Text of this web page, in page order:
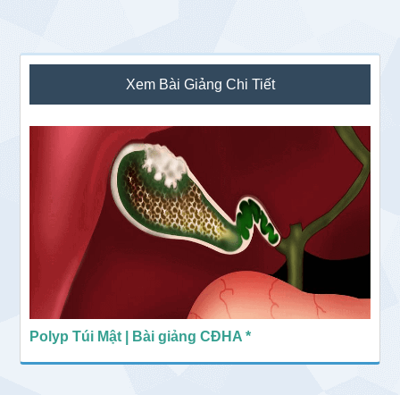
Sidebar
chính
Xem Bài Giảng Chi Tiết
Polyp Túi Mật | Bài giảng CĐHA *